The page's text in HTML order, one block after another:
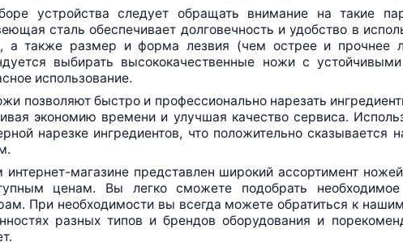
устройства следует обращать внимание на такие
сталь обеспечивает долговечность и удобство в
а также размер и форма лезвия (чем острее и прочнее
выбирать высококачественные ножи с
использование.
позволяют быстро и профессионально нарезать
экономию времени и улучшая качество сервиса.
нарезке ингредиентов, что положительно сказывается
интернет-магазине представлен широкий ассортимент
ценам. Вы легко сможете подобрать
При необходимости вы всегда можете обратиться к
разных типов и брендов оборудования и